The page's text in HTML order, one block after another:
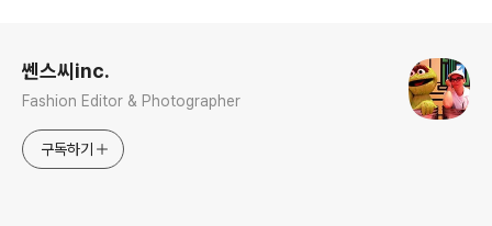
쎈스씨inc.
Fashion Editor & Photographer
구독하기